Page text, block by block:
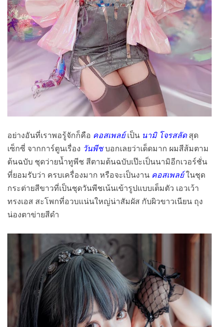
อย่างอันที่เราพอรู้จักก็คือ คอสเพลย์เป็น นามิ โจรสลัด สุด
เซ็กซี่ จากการ์ตูนเรื่อง วันพีชบอกเลยว่าเด็ดมาก ผมสีส้มตาม
ต้นฉบับ ชุดว่ายน้ำทูพีช สีตามต้นฉบับเป๊ะเป็นนามิอีกเวอร์ชั่น
ที่ยอมรับว่า ครบเครื่องมาก หรือจะเป็นงาน คอสเพลย์ ในชุด
กระต่ายสีขาวที่เป็นชุดวันพีชเน้นเข้ารูปแบบเต็มตัว เอวเว้า
ทรงเอส สะโพกที่อวบแน่นใหญ่น่าสัมผัส กับผิวขาวเนียน ถุง
น่องตาข่ายสีดำ